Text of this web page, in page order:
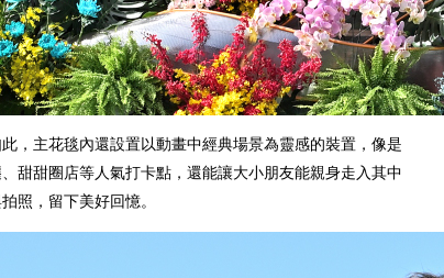
，主花毯內還設置以動畫中經典場景為靈感的裝置，像是
甜甜圈店等人氣打卡點，還能讓大小朋友能親身走入其中
照，留下美好回憶。